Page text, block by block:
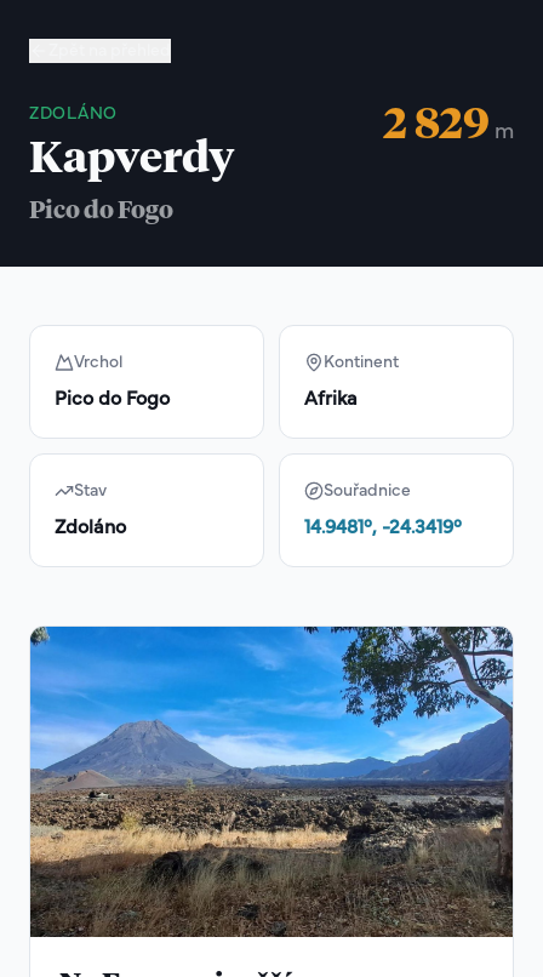
ZDOLÁNO
Kapverdy
Pico do Fogo
2 829 m
Vrchol
Pico do Fogo
Kontinent
Afrika
Stav
Zdoláno
Souřadnice
14.9481°, -24.3419°